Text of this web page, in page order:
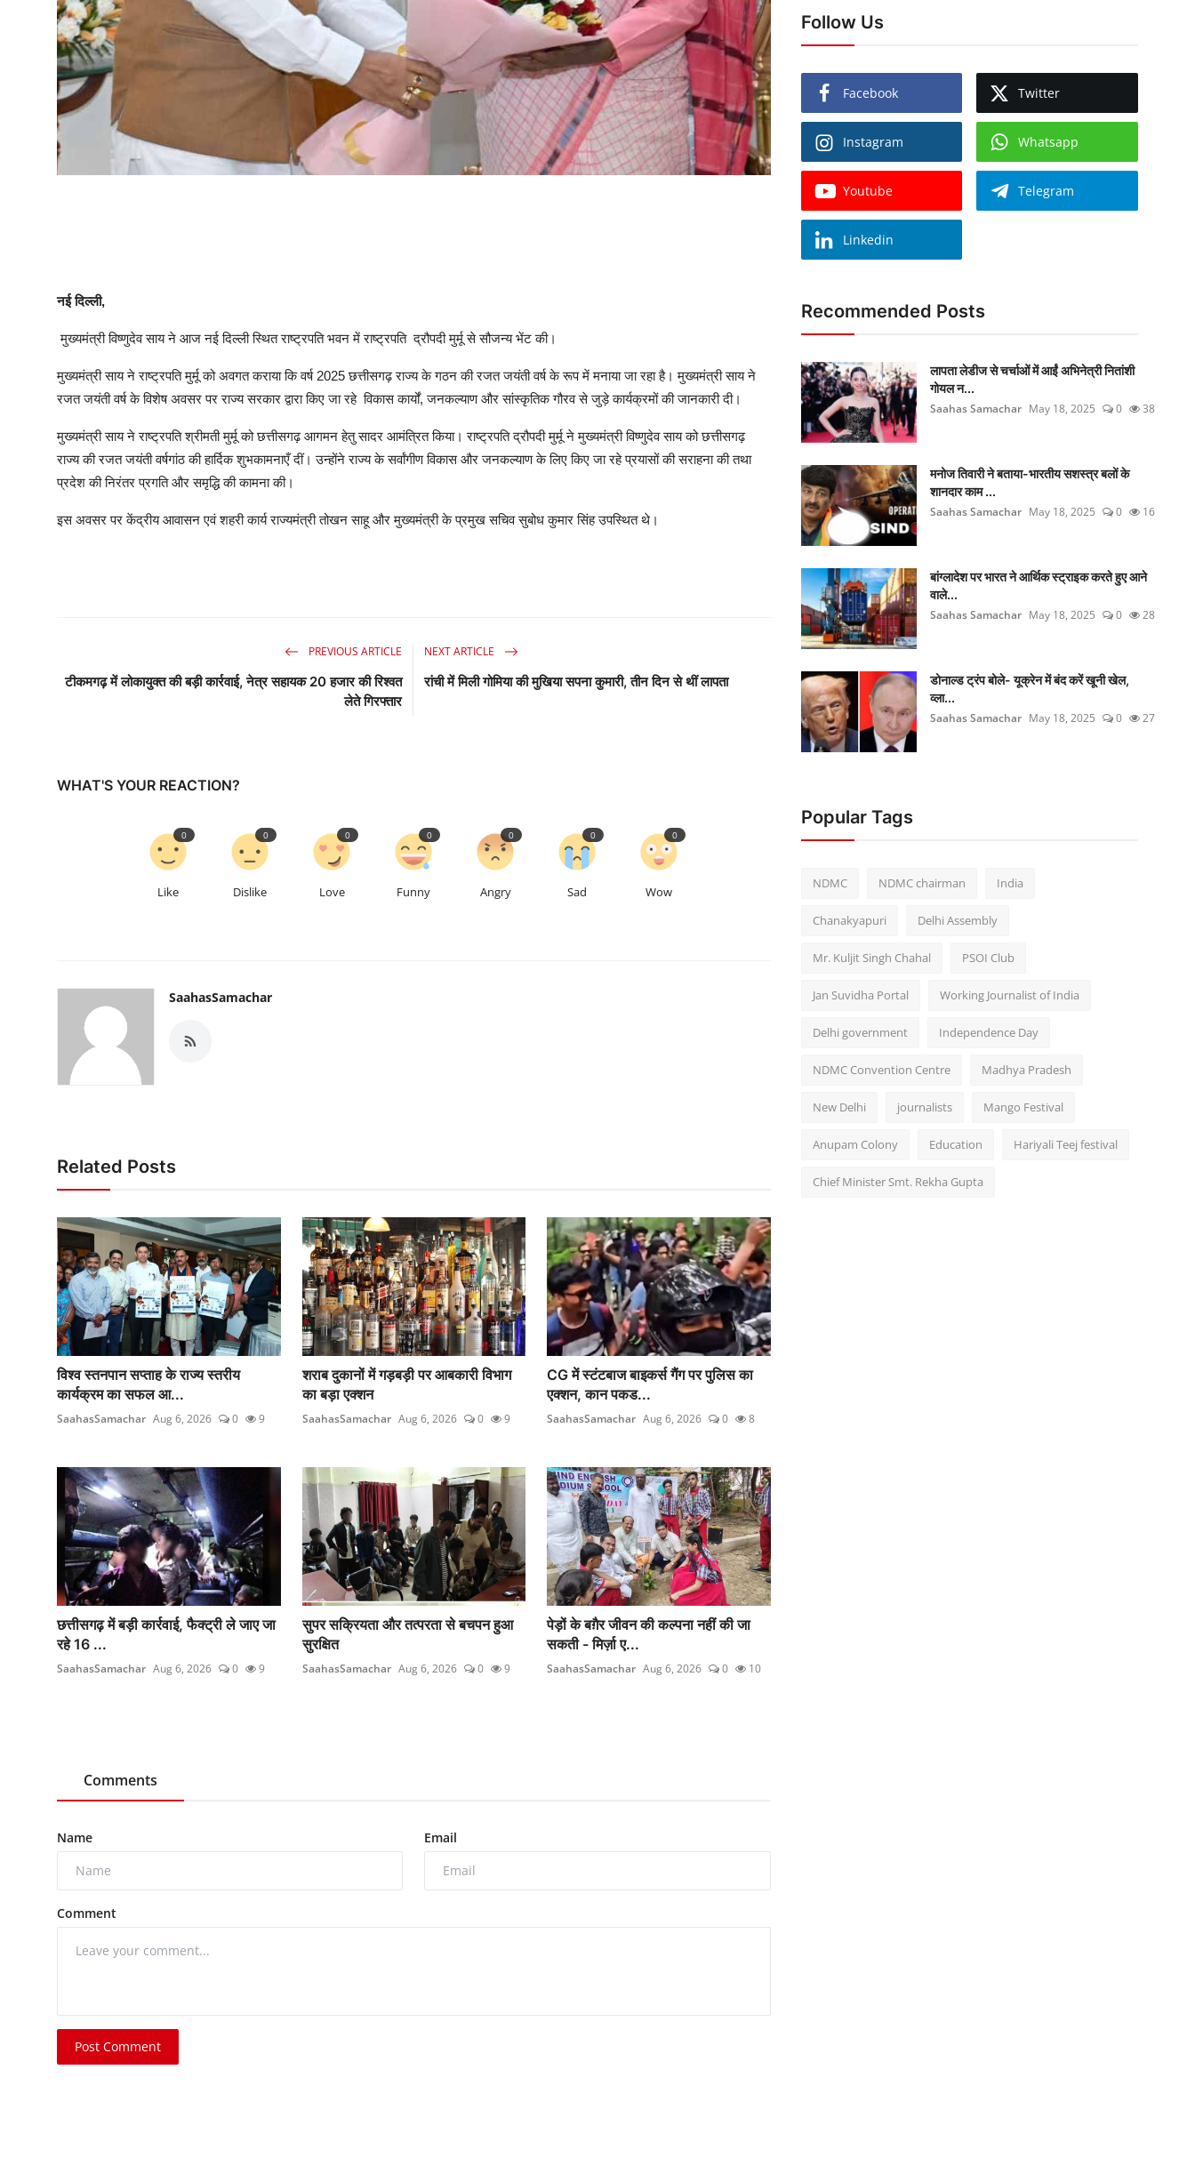
नई दिल्ली,
मुख्यमंत्री विष्णुदेव साय ने आज नई दिल्ली स्थित राष्ट्रपति भवन में राष्ट्रपति द्रौपदी मुर्मू से सौजन्य भेंट की।
मुख्यमंत्री साय ने राष्ट्रपति मुर्मू को अवगत कराया कि वर्ष 2025 छत्तीसगढ़ राज्य के गठन की रजत जयंती वर्ष के रूप में मनाया जा रहा है। मुख्यमंत्री साय ने
रजत जयंती वर्ष के विशेष अवसर पर राज्य सरकार द्वारा किए जा रहे विकास कार्यों, जनकल्याण और सांस्कृतिक गौरव से जुड़े कार्यक्रमों की जानकारी दी।
मुख्यमंत्री साय ने राष्ट्रपति श्रीमती मुर्मू को छत्तीसगढ़ आगमन हेतु सादर आमंत्रित किया। राष्ट्रपति द्रौपदी मुर्मू ने मुख्यमंत्री विष्णुदेव साय को छत्तीसगढ़
राज्य की रजत जयंती वर्षगांठ की हार्दिक शुभकामनाएँ दीं। उन्होंने राज्य के सर्वांगीण विकास और जनकल्याण के लिए किए जा रहे प्रयासों की सराहना की तथा
प्रदेश की निरंतर प्रगति और समृद्धि की कामना की।
इस अवसर पर केंद्रीय आवासन एवं शहरी कार्य राज्यमंत्री तोखन साहू और मुख्यमंत्री के प्रमुख सचिव सुबोध कुमार सिंह उपस्थित थे।
PREVIOUS ARTICLE
टीकमगढ़ में लोकायुक्त की बड़ी कार्रवाई, नेत्र सहायक 20 हजार की रिश्वत
लेते गिरफ्तार
NEXT ARTICLE
रांची में मिली गोमिया की मुखिया सपना कुमारी, तीन दिन से थीं लापता
WHAT'S YOUR REACTION?
Like
0
Dislike
0
Love
0
Funny
0
Angry
0
Sad
0
Wow
0
SaahasSamachar
Related Posts
विश्व स्तनपान सप्ताह के राज्य स्तरीय
कार्यक्रम का सफल आ...
SaahasSamachar Aug 6, 2026 0 9
शराब दुकानों में गड़बड़ी पर आबकारी विभाग
का बड़ा एक्शन
SaahasSamachar Aug 6, 2026 0 9
CG में स्टंटबाज बाइकर्स गैंग पर पुलिस का
एक्शन, कान पकड...
SaahasSamachar Aug 6, 2026 0 8
छत्तीसगढ़ में बड़ी कार्रवाई, फैक्ट्री ले जाए जा
रहे 16 ...
SaahasSamachar Aug 6, 2026 0 9
सुपर सक्रियता और तत्परता से बचपन हुआ
सुरक्षित
SaahasSamachar Aug 6, 2026 0 9
पेड़ों के बग़ैर जीवन की कल्पना नहीं की जा
सकती - मिर्ज़ा ए...
SaahasSamachar Aug 6, 2026 0 10
Comments
Name Email
Comment
Post Comment
Follow Us
Facebook Twitter
Instagram Whatsapp
Youtube Telegram
Linkedin
Recommended Posts
लापता लेडीज से चर्चाओं में आईं अभिनेत्री नितांशी
गोयल न...
Saahas Samachar May 18, 2025 0 38
मनोज तिवारी ने बताया-भारतीय सशस्त्र बलों के
शानदार काम ...
Saahas Samachar May 18, 2025 0 16
बांग्लादेश पर भारत ने आर्थिक स्ट्राइक करते हुए आने
वाले...
Saahas Samachar May 18, 2025 0 28
डोनाल्ड ट्रंप बोले- यूक्रेन में बंद करें खूनी खेल,
व्ला...
Saahas Samachar May 18, 2025 0 27
Popular Tags
NDMC NDMC chairman India
Chanakyapuri Delhi Assembly
Mr. Kuljit Singh Chahal PSOI Club
Jan Suvidha Portal Working Journalist of India
Delhi government Independence Day
NDMC Convention Centre Madhya Pradesh
New Delhi journalists Mango Festival
Anupam Colony Education Hariyali Teej festival
Chief Minister Smt. Rekha Gupta